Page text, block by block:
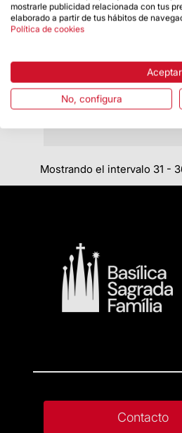
El Papa oficiará una
El Vaticano ha
viaje apostólico a
Mostrando el intervalo 31 -
Contacto
mostrarle publicidad relacionada con tus
elaborado a partir de tus hábitos de
Política de cookies
No, configura